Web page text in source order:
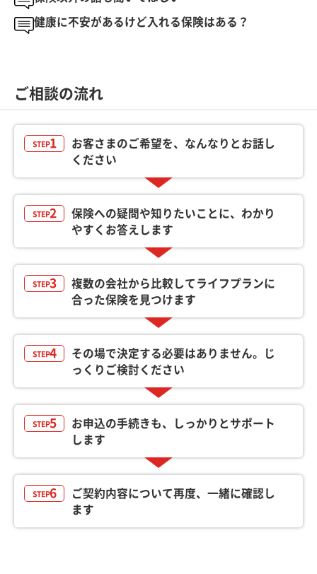
健康に不安があるけど入れる保険はある？
ご相談の流れ
STEP1
お客さまのご希望を、なんなりとお話し
ください
STEP2
保険への疑問や知りたいことに、わかり
やすくお答えします
STEP3
複数の会社から比較してライフプランに
合った保険を見つけます
STEP4
その場で決定する必要はありません。じ
っくりご検討ください
STEP5
お申込の手続きも、しっかりとサポート
します
STEP6
ご契約内容について再度、一緒に確認し
ます